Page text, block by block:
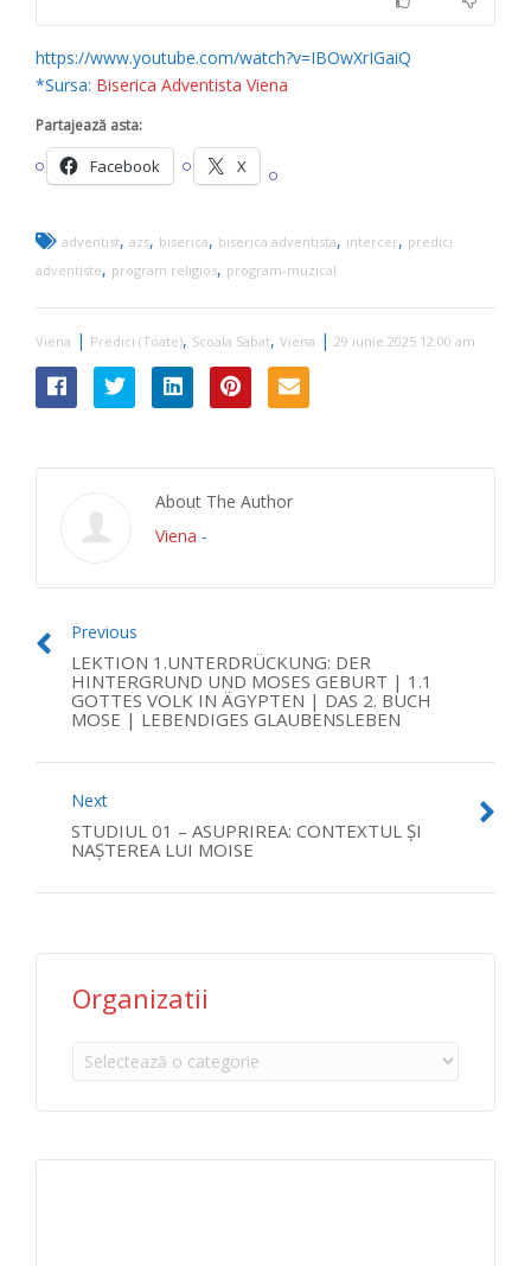
https://www.youtube.com/watch?v=IBOwXrIGaiQ
*Sursa: Biserica Adventista Viena
Partajează asta:
Facebook X
adventist, azs, biserica, biserica adventista, intercer, predici
adventiste, program religios, program-muzical
Viena | Predici (Toate), Scoala Sabat, Viena | 29 iunie 2025 12:00 am
About The Author
Viena -
Previous
LEKTION 1.UNTERDRÜCKUNG: DER
HINTERGRUND UND MOSES GEBURT | 1.1
GOTTES VOLK IN ÄGYPTEN | DAS 2. BUCH
MOSE | LEBENDIGES GLAUBENSLEBEN
Next
STUDIUL 01 – ASUPRIREA: CONTEXTUL ȘI
NAȘTEREA LUI MOISE
Organizatii
Organizatii